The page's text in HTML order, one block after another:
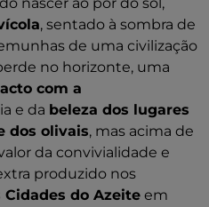
, sentado à sombra de
de uma civilização
no horizonte, uma
com a
e da beleza dos lugares
dos olivais, mas acima de
da convivialidade e
produzido nos
do Azeite em